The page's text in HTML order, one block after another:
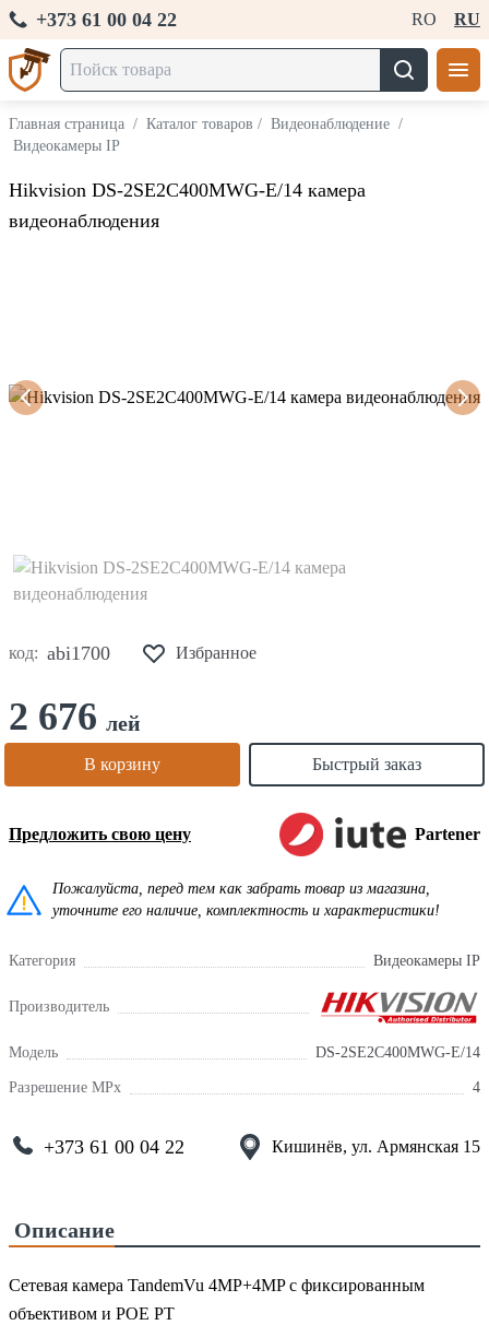
+373 61 00 04 22 RO RU
Главная страница / Каталог товаров / Видеонаблюдение /
Видеокамеры IP
Hikvision DS-2SE2C400MWG-E/14 камера
видеонаблюдения
код: abi1700 Избранное
2 676 лей
В корзину Быстрый заказ
Предложить свою цену Partener
Пожалуйста, перед тем как забрать товар из магазина,
уточните его наличие, комплектность и характеристики!
Категория Видеокамеры IP
Производитель
Модель DS-2SE2C400MWG-E/14
Разрешение MPx 4
+373 61 00 04 22 Кишинёв, ул. Армянская 15
Описание
Сетевая камера TandemVu 4MP+4MP с фиксированным
объективом и POE PT